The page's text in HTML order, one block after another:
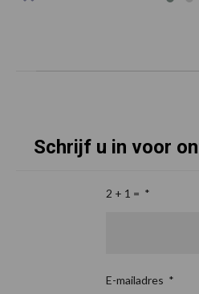
Schrijf u in voor
2 + 1 = *
E-mailadres *